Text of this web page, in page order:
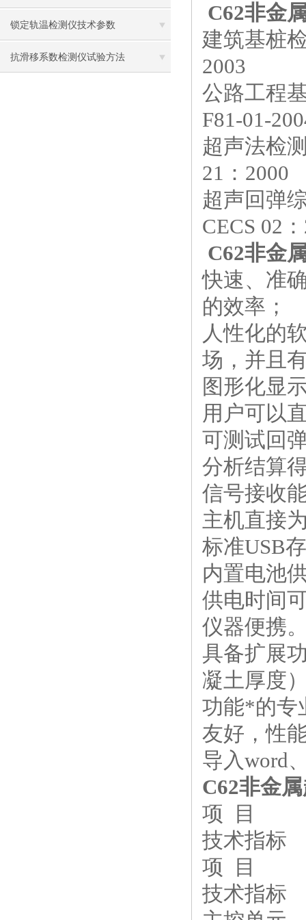
锁定轨温检测仪技术参数
抗滑移系数检测仪试验方法
C62非金
建筑基桩
2003
公路工程
F81-01-
超声法检
21：2000
超声回弹
CECS 02
C62非金
快速、准
的效率；
人性化的
场，并且
图形化显
用户可以
可测试回
分析结算
信号接收
主机直接
标准USB
内置电池
供电时间
仪器便携
具备扩展
凝土厚度
功能*的专
友好，性
导入word
C62非金
项 目
技术指标
项 目
技术指标